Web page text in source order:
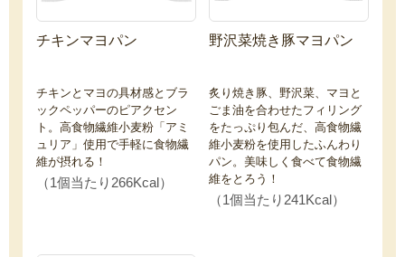
チキンマヨパン
チキンとマヨの具材感とブラ
ックペッパーのピアクセン
ト。高食物繊維小麦粉「アミ
ュリア」使用で手軽に食物繊
維が摂れる！
（1個当たり266Kcal）
野沢菜焼き豚マヨパン
炙り焼き豚、野沢菜、マヨと
ごま油を合わせたフィリング
をたっぷり包んだ、高食物繊
維小麦粉を使用したふんわり
パン。美味しく食べて食物繊
維をとろう！
（1個当たり241Kcal）